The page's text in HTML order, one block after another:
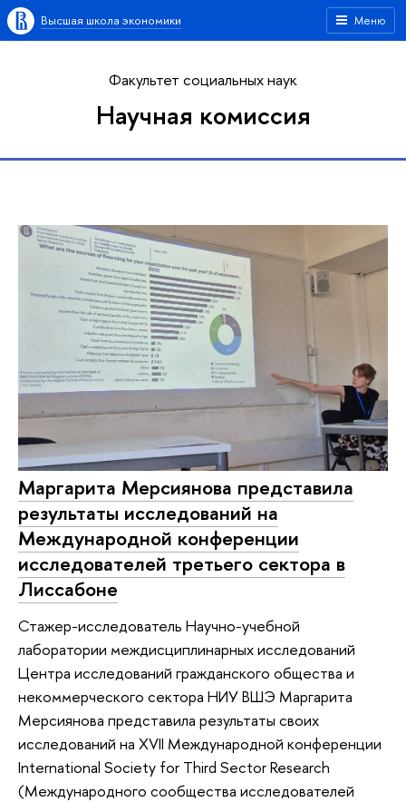
Меню
Высшая школа экономики
Факультет социальных наук
Научная комиссия
Маргарита Мерсиянова представила
результаты исследований на
Международной конференции
исследователей третьего сектора в
Лиссабоне
Стажер-исследователь Научно-учебной
лаборатории междисциплинарных исследований
Центра исследований гражданского общества и
некоммерческого сектора НИУ ВШЭ Маргарита
Мерсиянова представила результаты своих
исследований на XVII Международной конференции
International Society for Third Sector Research
(Международного сообщества исследователей